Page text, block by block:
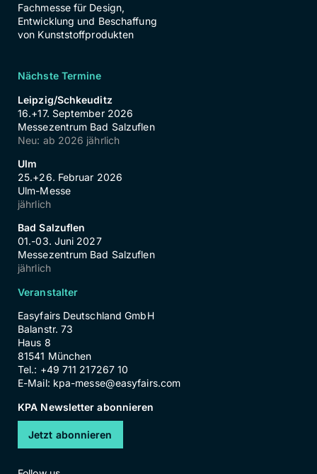
Fachmesse für Design,
Entwicklung und Beschaffung
von Kunststoffprodukten
Nächste Termine
Leipzig/Schkeuditz
16.+17. September 2026
Messezentrum Bad Salzuflen
Neu: ab 2026 jährlich
Ulm
25.+26. Februar 2026
Ulm-Messe
jährlich
Bad Salzuflen
01.-03. Juni 2027
Messezentrum Bad Salzuflen
jährlich
Veranstalter
Easyfairs Deutschland GmbH
Balanstr. 73
Haus 8
81541 München
Tel.: +49 711 217267 10
E-Mail: kpa-messe@easyfairs.com
KPA Newsletter abonnieren
Jetzt abonnieren